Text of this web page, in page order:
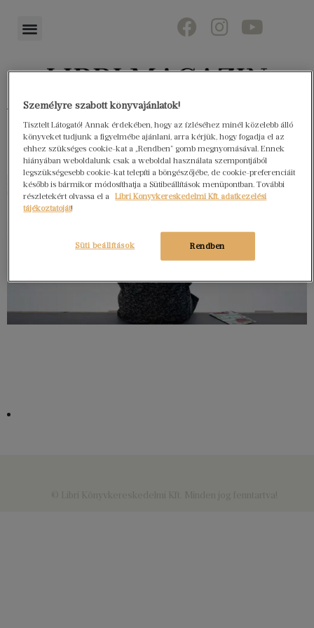
Könyvektől az olvasókig
Személyre szabott könyvajánlatok!
Tisztelt Látogató! Annak érdekében, hogy az ízléséhez minél közelebb álló
könyveket tudjunk a figyelmébe ajánlani, arra kérjük, hogy fogadja el az
ehhez szükséges cookie-kat a „Rendben” gomb megnyomásával. Ennek
hiányában weboldalunk csak a weboldal használata szempontjából
legszükségesebb cookie-kat telepíti a böngészőjébe, de cookie-preferenciáit
később is bármikor módosíthatja a Sütibeállítások menüpontban. További
részletekért olvassa el a
Libri Könyvkereskedelmi Kft. adatkezelési
tájékoztatóját!
Rendben
Süti beállítások